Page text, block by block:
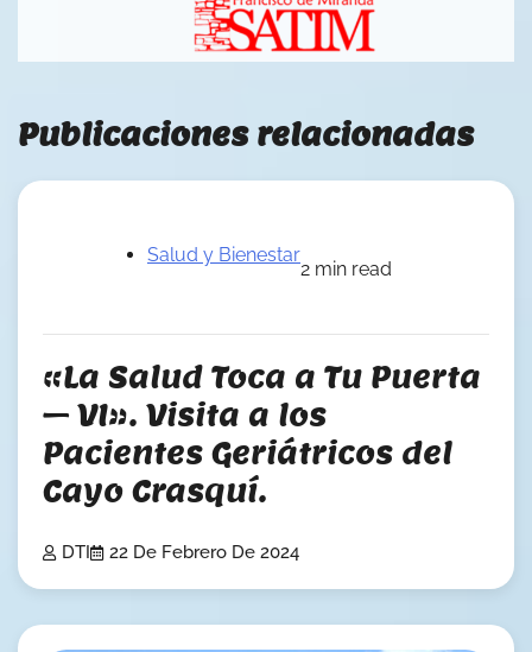
Publicaciones relacionadas
Salud y Bienestar
2 min read
«La Salud Toca a Tu Puerta
– VI». Visita a los
Pacientes Geriátricos del
Cayo Crasquí.
DTI 22 De Febrero De 2024